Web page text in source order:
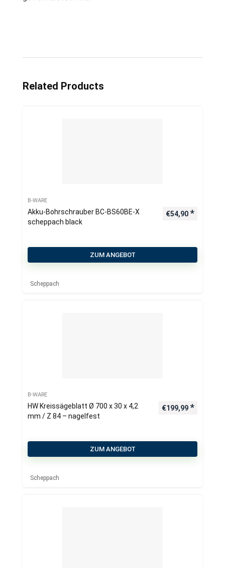
Related Products
B-WARE
Akku-Bohrschrauber BC-BS60BE-X
scheppach black
€54,90
ZUM ANGEBOT
Scheppach
B-WARE
HW Kreissägeblatt Ø 700 x 30 x 4,2
mm / Z 84 – nagelfest
€199,99
ZUM ANGEBOT
Scheppach